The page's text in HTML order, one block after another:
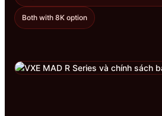
Both with 8K option